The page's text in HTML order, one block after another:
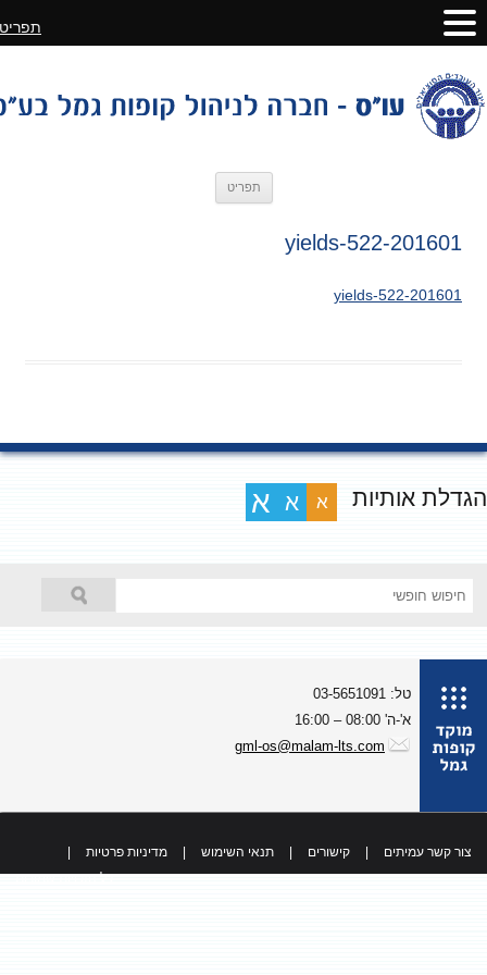
תפריט
201601-yields-522
201601-yields-522
אותיות א א א
טל: 03-5651091
א'-ה' 08:00 – 16:00
gml-os@malam-lts.com
צור קשר עמיתים קישורים תנאי השימוש מדיניות פרטיות
כל הזכויות שמורות
תפריט